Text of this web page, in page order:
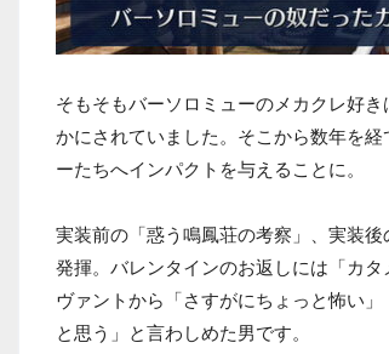
そもそもバーソロミューのメカクレ好
かにされていました。そこから数年を
ーたちへインパクトを与えることに。
実装前の「惑う鳴鳳荘の考察」、実装
発揮。バレンタインのお返しには「カ
ヴァントから「さすがにちょっと怖い
と思う」と言わしめた男です。